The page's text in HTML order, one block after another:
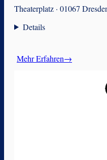
Theaterplatz · 01067
Details
Mehr Erfahren→